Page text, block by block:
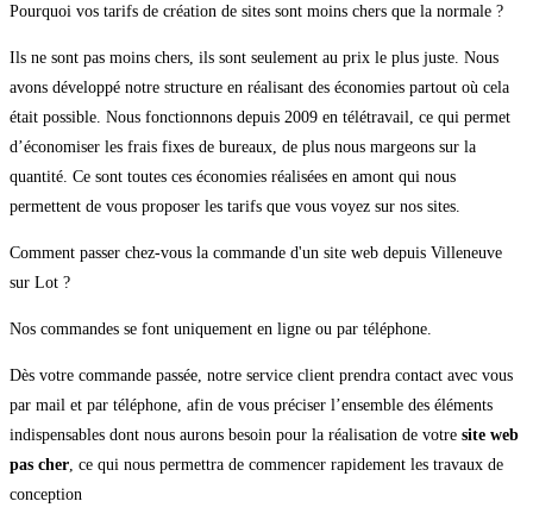
Pourquoi vos tarifs de création de sites sont moins chers que la normale ?
Ils ne sont pas moins chers, ils sont seulement au prix le plus juste. Nous
avons développé notre structure en réalisant des économies partout où cela
était possible. Nous fonctionnons depuis 2009 en télétravail, ce qui permet
d’économiser les frais fixes de bureaux, de plus nous margeons sur la
quantité. Ce sont toutes ces économies réalisées en amont qui nous
permettent de vous proposer les tarifs que vous voyez sur nos sites.
Comment passer chez-vous la commande d'un site web depuis Villeneuve
sur Lot ?
Nos commandes se font uniquement en ligne ou par téléphone.
Dès votre commande passée, notre service client prendra contact avec vous
par mail et par téléphone, afin de vous préciser l’ensemble des éléments
indispensables dont nous aurons besoin pour la réalisation de votre site web
pas cher , ce qui nous permettra de commencer rapidement les travaux de
conception